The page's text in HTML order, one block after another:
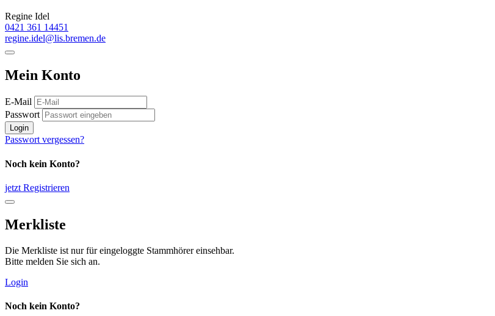
Regine Idel
0421 361 14451
regine.idel@lis.bremen.de
Mein Konto
E-Mail
Passwort
Login
Passwort vergessen?
Noch kein Konto?
jetzt Registrieren
Merkliste
Die Merkliste ist nur für eingeloggte Stammhörer einsehbar.
Bitte melden Sie sich an.
Login
Noch kein Konto?